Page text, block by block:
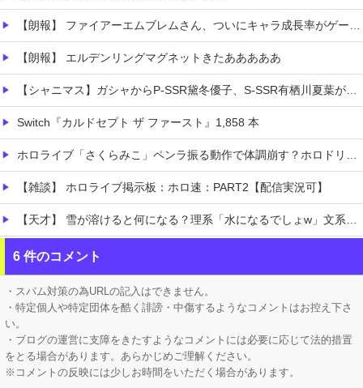
【朗報】 ファイアーエムブレムさん、ついにキャラ成長率がゲーム内で見れるようになる
【朗報】 エルデンリングマグネットきたあああああ
【シャニマス】ガシャからP-SSR黛冬優子、S-SSR有栖川夏葉が登場！イベントS-SR福丸小糸！
Switch『カルドセプト ザ ファースト』1,858 本
ホロライブ「さくらみこ」ペンラ振る動作で体調崩す？ホロドリで画面酔いして凸待ち1時間で切り上げる「雪花ラミィ」コラボ配信に向けてゆっくり休む
【雑談】 ホロライブ掲示板：ホロ速：PART2【配信実況可】
【天才】 雪が溶けると何になる？理系「水になるでしょw」文系ワイ「はぁ～…」→結果ｗｗｗ
【悲痛】 溺れた11歳息子を助けようと川へ…40歳父親が死亡 息子は母親が救助 愛知
【悲報】 ロシアさん、国民の財産を没収しはじめるｗｗｗｗｗ
6 件のコメント
・スパム対策の為URLの記入はできません。
・特定個人や特定団体を酷く誹謗・中傷するようなコメントはお控え下さ
い。
・ブログの運営に支障をきたすようなコメントには必要に応じて法的措置
をとる場合があります。あらかじめご理解ください。
※コメントの反映には少しお時間をいただく場合があります。